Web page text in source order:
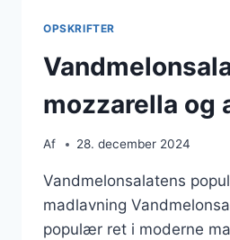
OPSKRIFTER
mozzarella og
Af 28. december 2024
Vandmelonsalatens
madlavning
populær ret i moderne